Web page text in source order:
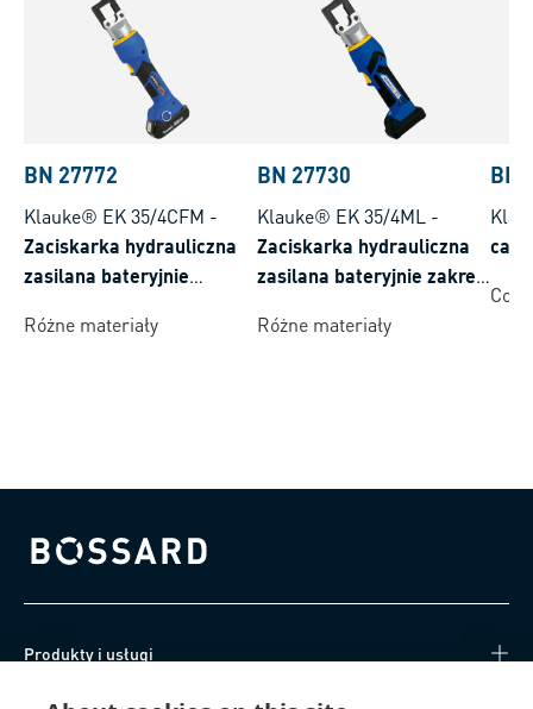
BN 27772
Klauke® EK 35/4CFM -
Zaciskarka hydrauliczna
zasilana bateryjnie
zakres zaciskania 6-150
Różne materiały
BN 27730
Klauke® EK 35/4ML -
Zaciskarka hydrauliczna
zasilana bateryjnie zakres
Różne materiały
BN
Bossard homepage
Produkty i usługi